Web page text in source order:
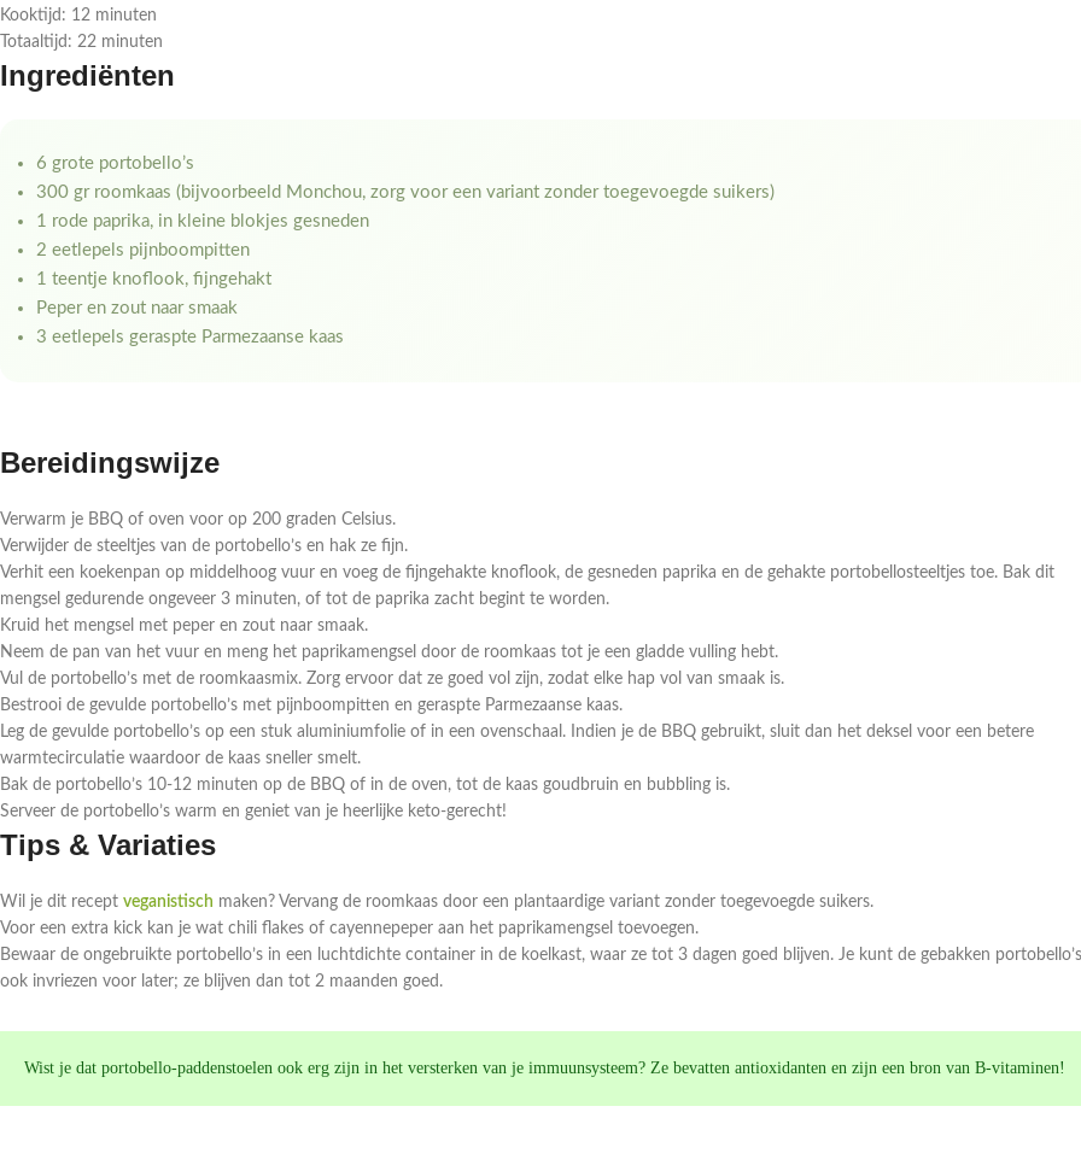
Kooktijd: 12 minuten
Totaaltijd: 22 minuten
Ingrediënten
6 grote portobello’s
300 gr roomkaas (bijvoorbeeld Monchou, zorg voor een variant zonder toegevoegde suikers)
1 rode paprika, in kleine blokjes gesneden
2 eetlepels pijnboompitten
1 teentje knoflook, fijngehakt
Peper en zout naar smaak
3 eetlepels geraspte Parmezaanse kaas
Bereidingswijze
Verwarm je BBQ of oven voor op 200 graden Celsius.
Verwijder de steeltjes van de portobello’s en hak ze fijn.
Verhit een koekenpan op middelhoog vuur en voeg de fijngehakte knoflook, de gesneden paprika en de gehakte portobellosteeltjes toe. Bak dit
mengsel gedurende ongeveer 3 minuten, of tot de paprika zacht begint te worden.
Kruid het mengsel met peper en zout naar smaak.
Neem de pan van het vuur en meng het paprikamengsel door de roomkaas tot je een gladde vulling hebt.
Vul de portobello’s met de roomkaasmix. Zorg ervoor dat ze goed vol zijn, zodat elke hap vol van smaak is.
Bestrooi de gevulde portobello’s met pijnboompitten en geraspte Parmezaanse kaas.
Leg de gevulde portobello’s op een stuk aluminiumfolie of in een ovenschaal. Indien je de BBQ gebruikt, sluit dan het deksel voor een betere
warmtecirculatie waardoor de kaas sneller smelt.
Bak de portobello’s 10-12 minuten op de BBQ of in de oven, tot de kaas goudbruin en bubbling is.
Serveer de portobello’s warm en geniet van je heerlijke keto-gerecht!
Tips & Variaties
Wil je dit recept veganistisch maken? Vervang de roomkaas door een plantaardige variant zonder toegevoegde suikers.
Voor een extra kick kan je wat chili flakes of cayennepeper aan het paprikamengsel toevoegen.
Bewaar de ongebruikte portobello’s in een luchtdichte container in de koelkast, waar ze tot 3 dagen goed blijven. Je kunt de gebakken portobello’s
ook invriezen voor later; ze blijven dan tot 2 maanden goed.
Wist je dat portobello-paddenstoelen ook erg zijn in het versterken van je immuunsysteem? Ze bevatten antioxidanten en zijn een bron van B-vitaminen!